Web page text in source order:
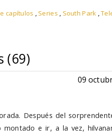
capítulos , Series , South Park ,
(69)
09
Después del
e ir, a la vez,